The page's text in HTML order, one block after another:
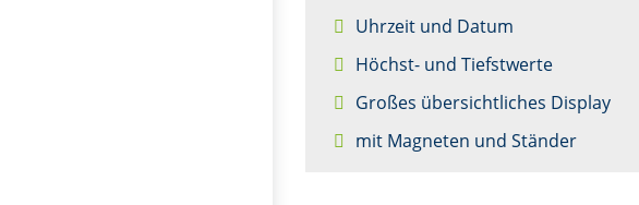
Uhrzeit und Datum
Höchst- und Tiefstwerte
Großes übersichtliches Display
mit Magneten und Ständer